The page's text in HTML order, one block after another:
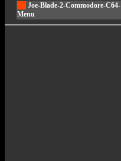
Joe-Blade-2-Commodore-C64-
Menu